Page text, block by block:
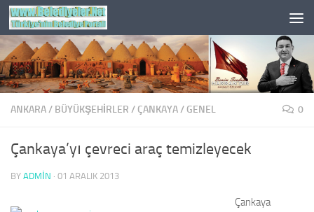
Skip to content
ANKARA/ BÜYÜKŞEHİRLER / ÇANKAYA/ GENEL 0
Çankaya’yı çevreci araç temizleyecek
BY ADMIN · 01 ARALIK 2013
Çankaya